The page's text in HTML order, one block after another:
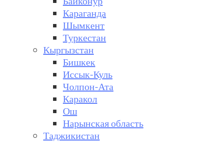
Караганда
Шымкент
Туркестан
Кыргызстан
Бишкек
Иссык-Куль
Чолпон-Ата
Каракол
Ош
Нарынская область
Таджикистан